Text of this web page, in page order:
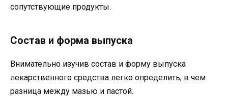
сопутствующие продукты.
Состав и форма выпуска
Внимательно изучив состав и форму выпуска
лекарственного средства легко определить, в чем
разница между мазью и пастой.